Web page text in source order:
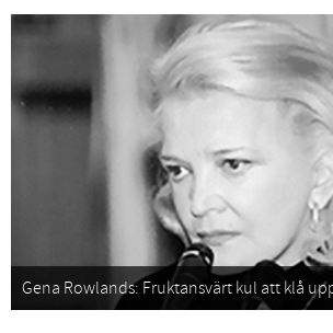
Gena Rowlands: Fruktansvärt kul att klå